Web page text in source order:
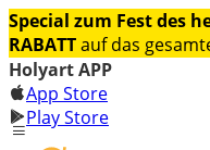
Special zum Fest des
RABATTauf das
Holyart APP
App Store
Play Store